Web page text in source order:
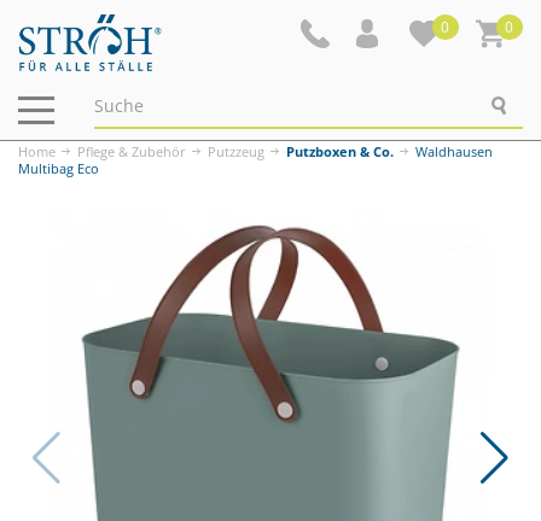
0 0
Navigation
ein-/ausblenden
Home Pflege & Zubehör Putzzeug Putzboxen & Co.
Waldhausen
Multibag Eco